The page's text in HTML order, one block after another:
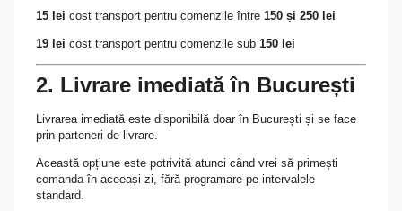
15 lei cost transport pentru comenzile între 150 și 250 lei
19 lei cost transport pentru comenzile sub 150 lei
2. Livrare imediată în București
Livrarea imediată este disponibilă doar în București și se face
prin parteneri de livrare.
Această opțiune este potrivită atunci când vrei să primești
comanda în aceeași zi, fără programare pe intervalele
standard.